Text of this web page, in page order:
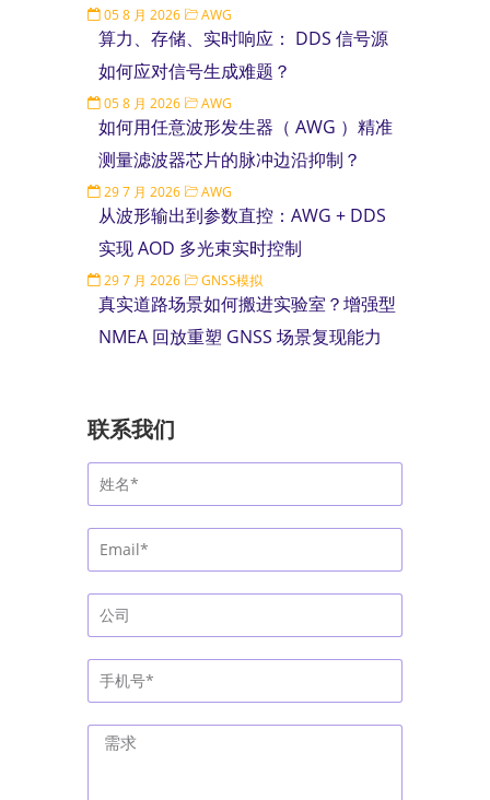
05 8 月 2026 AWG
算力、存储、实时响应： DDS 信号源
如何应对信号生成难题？
05 8 月 2026 AWG
如何用任意波形发生器（ AWG ）精准
测量滤波器芯片的脉冲边沿抑制？
29 7 月 2026 AWG
从波形输出到参数直控：AWG + DDS
实现 AOD 多光束实时控制
29 7 月 2026 GNSS模拟
真实道路场景如何搬进实验室？增强型
NMEA 回放重塑 GNSS 场景复现能力
联系我们